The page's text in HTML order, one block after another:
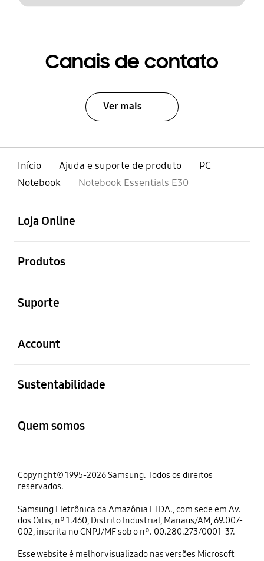
Canais de contato
Ver mais
Início Ajuda e suporte de produto
PC
Notebook
Notebook Essentials E30
Loja Online
Produtos
Suporte
Account
Sustentabilidade
Quem somos
Copyright© 1995-2026 Samsung. Todos os direitos
reservados.
Samsung Eletrônica da Amazônia LTDA., com sede em Av.
dos Oitis, nº 1.460, Distrito Industrial, Manaus/AM, 69.007-
002, inscrita no CNPJ/MF sob o nº. 00.280.273/0001-37.
Esse website é melhor visualizado nas versões Microsoft